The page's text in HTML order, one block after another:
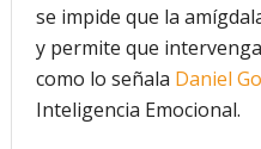
se impide que la
y permite que
como lo señala Daniel
Inteligencia Emocional.